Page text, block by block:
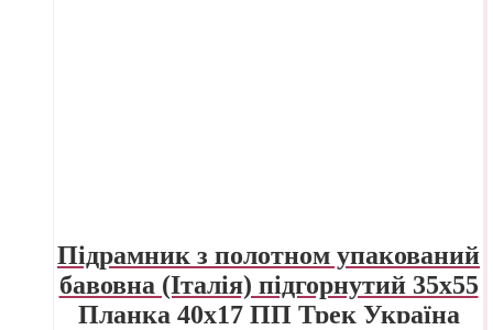
Підрамник з полотном упакований
бавовна (Італія) підгорнутий 35х55
Планка 40х17 ПП Трек Україна